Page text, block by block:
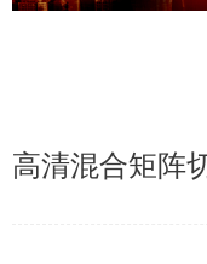
高清混合矩阵